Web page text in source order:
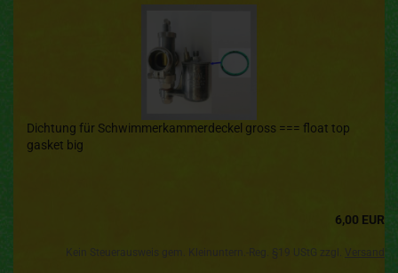
Dichtung für Schwimmerkammerdeckel gross === float top
gasket big
6,00 EUR